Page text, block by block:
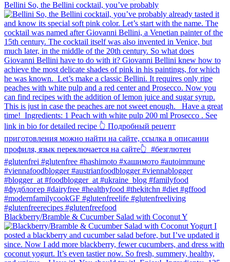
Bellini⁠ So, the Bellini cocktail, you’ve probably
Blackberry/Bramble & Cucumber Salad with Coconut Y